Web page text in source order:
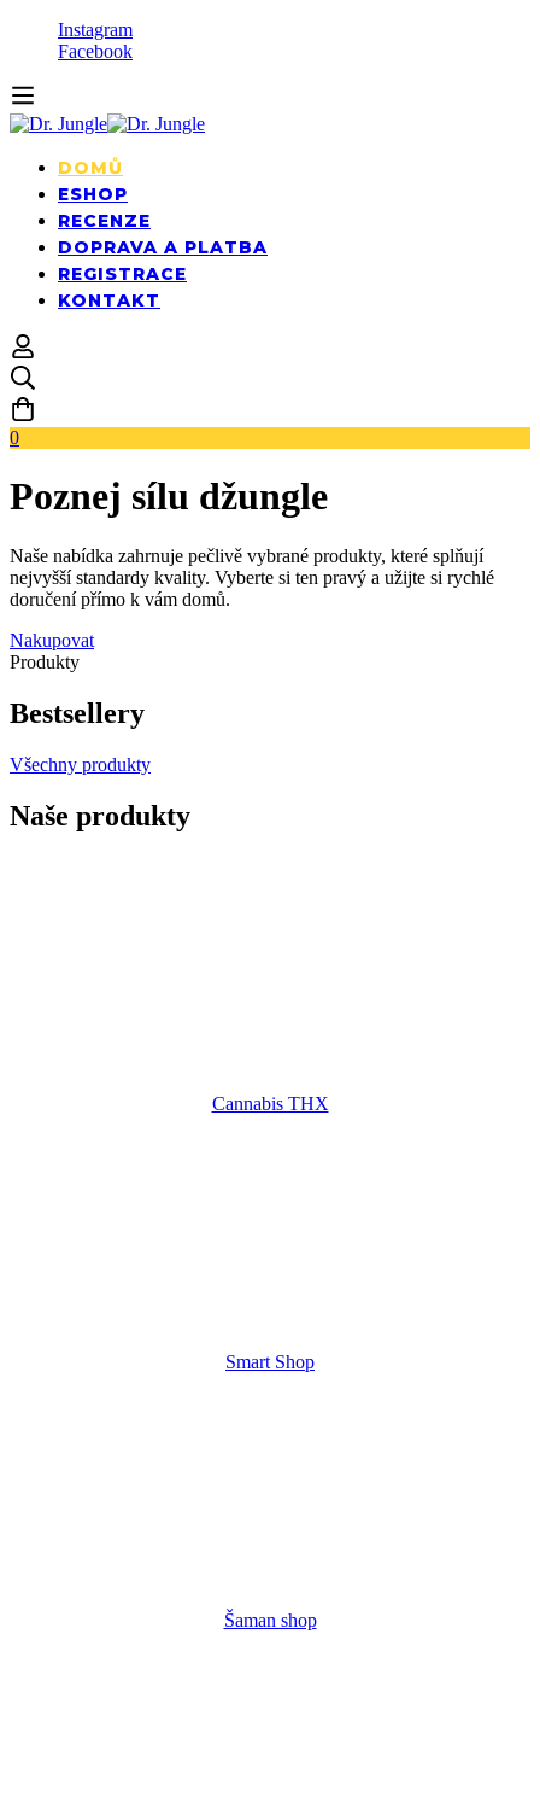
Instagram
Facebook
DOMŮ
ESHOP
RECENZE
DOPRAVA A PLATBA
REGISTRACE
KONTAKT
0
Poznej sílu džungle
Naše nabídka zahrnuje pečlivě vybrané produkty, které splňují
nejvyšší standardy kvality. Vyberte si ten pravý a užijte si rychlé
doručení přímo k vám domů.
Nakupovat
Produkty
Bestsellery
Všechny produkty
Naše produkty
Cannabis THX
Smart Shop
Šaman shop